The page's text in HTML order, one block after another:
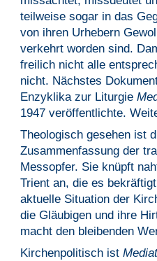
teilweise sogar in das
von ihren Urhebern
verkehrt worden sind.
freilich nicht alle
nicht. Nächstes
Enzyklika zur Liturgie
1947 veröffentlichte.
Theologisch gesehen ist
Zusammenfassung der
Messopfer. Sie knüpft
Trient an, die es
aktuelle Situation der
die Gläubigen und ihre
macht den bleibenden
Kirchenpolitisch ist